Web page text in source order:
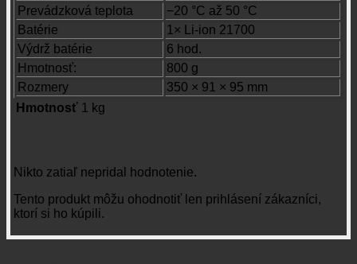
Prevádzková teplota
−20 °C až 50 °C
Batérie
1× Li-ion 21700
Výdrž batérie
6 hod.
Hmotnosť:
800 g
Rozmery
350 × 91 × 95 mm
Hmotnosť 1 kg
Nikto zatiaľ nepridal hodnotenie.
Tento produkt môžu ohodnotiť len prihlásení zákazníci,
ktorí si ho kúpili.